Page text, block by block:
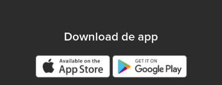
Download de app
Google play store